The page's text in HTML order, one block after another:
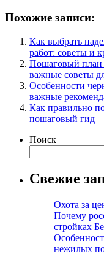
Похожие записи:
Как выбрать
работ: советы и
Пошаговый план
важные советы
Особенности
важные
Как правильно
пошаговый гид
Поиск
Свежие
Охота за
Почему
стройках
нежилых